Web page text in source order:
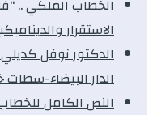
الخطاب الملكي ..
الاستقرار
الدار البيضاء-سطات
النص الكامل